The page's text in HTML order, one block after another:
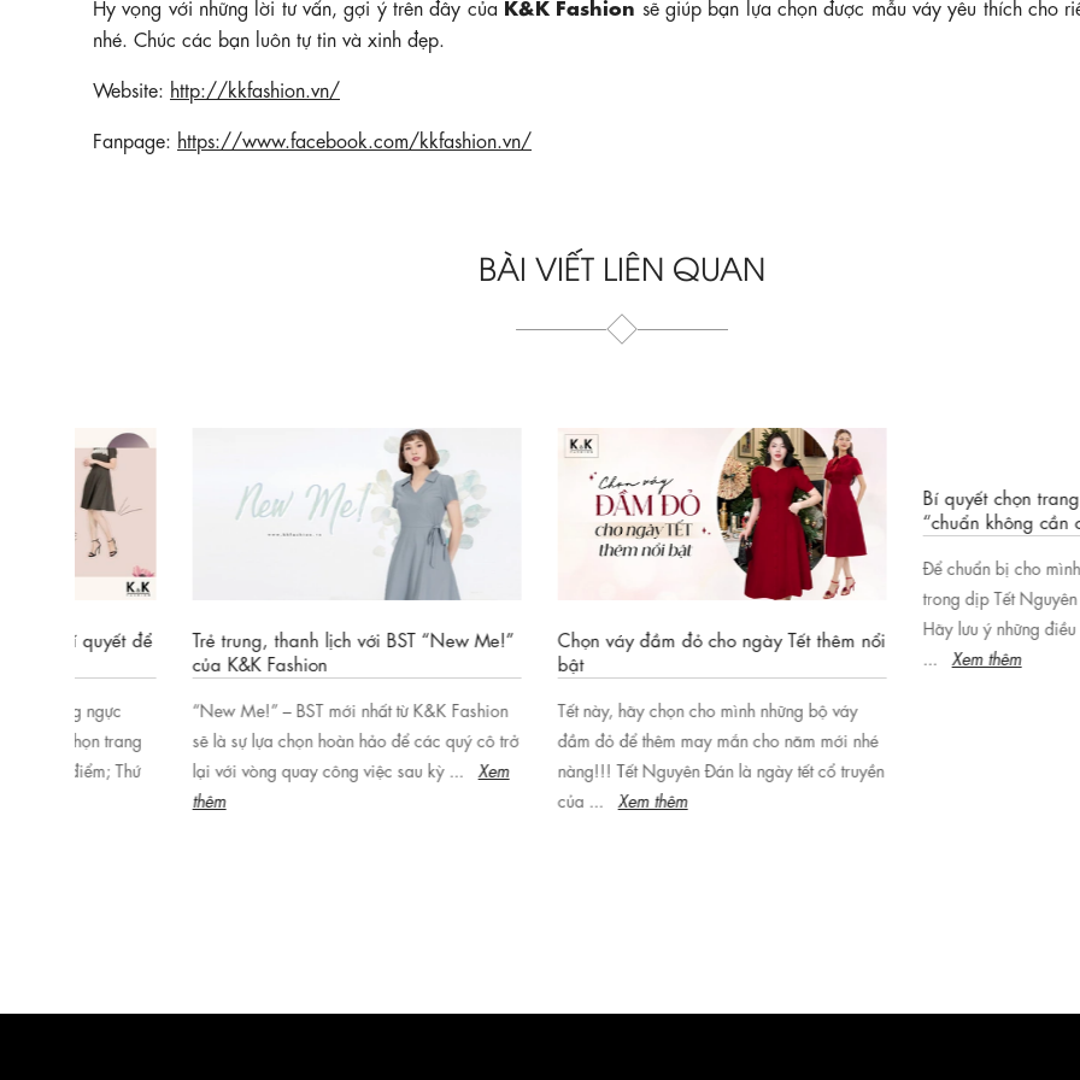
Hy vọng với những lời tư vấn, gợi ý trên đây của
sẽ giúp bạn lựa chọn được mẫu váy yêu thích cho
nhé. Chúc các bạn luôn tự tin và xinh đẹp.
Website: http://kkfashion.vn/
Fanpage: https://www.facebook.com/kkfashion.vn/
BÀI VIẾT LIÊN QUAN
Trẻ trung, thanh lịch với BST “New Me!”
của K&K Fashion
“New Me!” – BST mới nhất từ K&K Fashion
sẽ là sự lựa chọn hoàn hảo để các quý cô trở
lại với vòng quay công việc sau kỳ ... Xem
Chọn váy đầm đỏ cho ngày Tết thêm nổi
Tết này, hãy chọn cho mình những bộ váy
đầm đỏ để thêm may mắn cho năm mới nhé
nàng!!! Tết Nguyên Đán là ngày tết cổ truyền
Xem thêm
Bí quyết chọn trang phục ngày
“chuẩn không cần chỉnh”
Để chuẩn bị cho mình một vẻ ngoài
trong dịp Tết Nguyên Đán 2024
Hãy lưu ý những điều mà K&K